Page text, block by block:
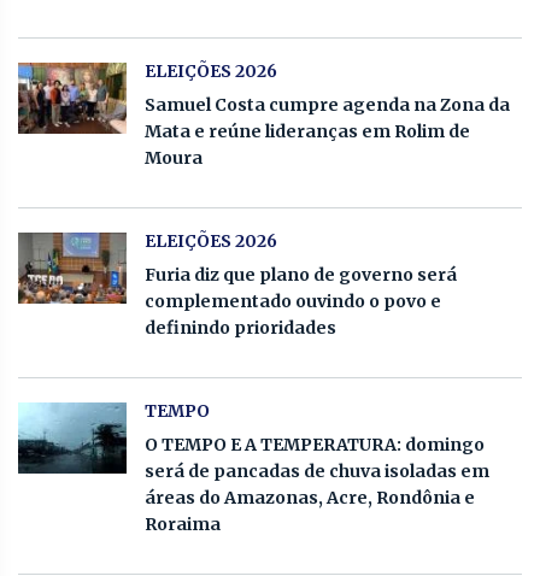
ELEIÇÕES 2026
Samuel Costa cumpre agenda na Zona da
Mata e reúne lideranças em Rolim de
Moura
ELEIÇÕES 2026
Furia diz que plano de governo será
complementado ouvindo o povo e
definindo prioridades
TEMPO
O TEMPO E A TEMPERATURA: domingo
será de pancadas de chuva isoladas em
áreas do Amazonas, Acre, Rondônia e
Roraima